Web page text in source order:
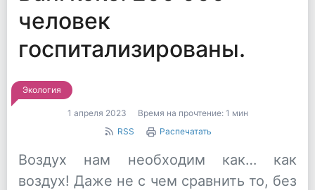
человек
госпитализированы.
Экология
1 апреля 2023 Время на прочтение: 1 мин
RSS
Распечатать
Воздух нам необходим как… как
воздух! Даже не с чем сравнить то, без